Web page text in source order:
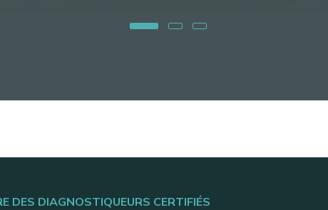
DES DIAGNOSTIQUEURS CERTIFIÉS